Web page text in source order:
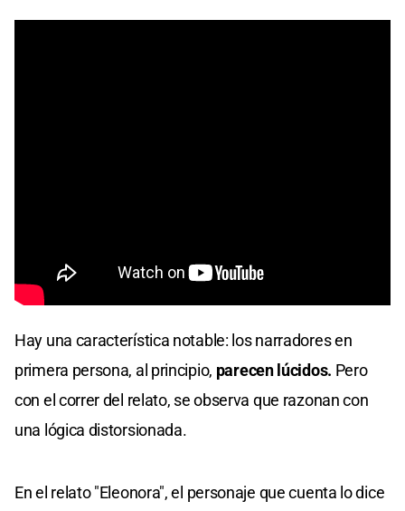
Hay una característica notable: los narradores en
primera persona, al principio, parecen lúcidos. Pero
con el correr del relato, se observa que razonan con
una lógica distorsionada.
En el relato "Eleonora", el personaje que cuenta lo dice